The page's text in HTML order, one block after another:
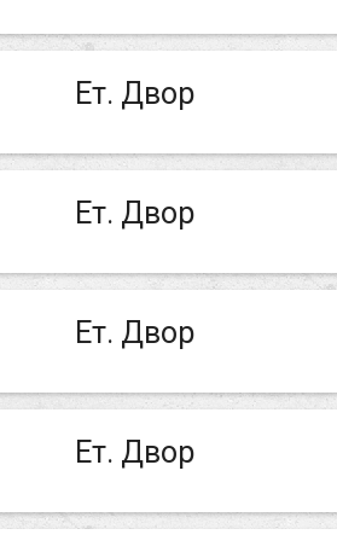
Ет. Двор
Ет. Двор
Ет. Двор
Ет. Двор